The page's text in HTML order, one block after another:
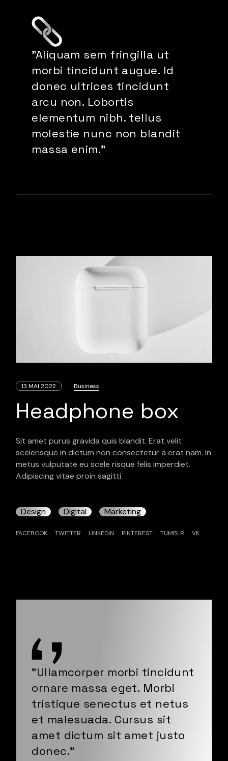
"Aliquam sem fringilla ut
morbi tincidunt augue. Id
donec ultrices tincidunt
arcu non. Lobortis
elementum nibh. tellus
molestie nunc non blandit
massa enim."
13 MAI 2022 Business
Headphone box
Sit amet purus gravida quis blandit. Erat velit
scelerisque in dictum non consectetur a erat nam. In
metus vulputate eu scele risque felis imperdiet.
Adipiscing vitae proin sagitti
Design Digital Marketing
FACEBOOK TWITTER LINKEDIN PINTEREST TUMBLR VK
"Ullamcorper morbi tincidunt
ornare massa eget. Morbi
tristique senectus et netus
et malesuada. Cursus sit
amet dictum sit amet justo
donec."